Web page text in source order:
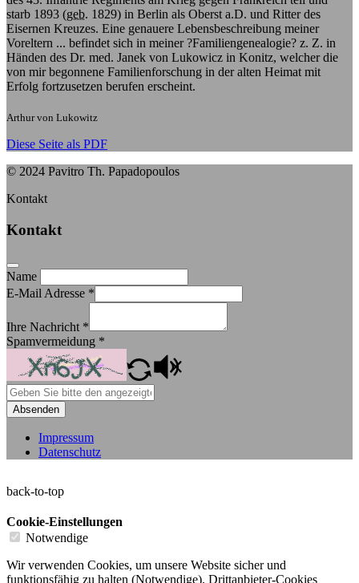
starb 1893 (geb. 1829) in Berlin als Oberst a.D. und Ritter des
Eisernen Kreuzes. Eine genauere Lebensbeschreibung meiner
Voreltern ... befindet sich in meiner ?Familiengenealogie? z. Z. in
Händen des Dr. med. Janek von Lukowicz in Konitz, welcher die
von mir begonnene Familienforschung in der alten Heimat mit
Erfolg fortzusetzen berufen erscheint.
Arthur von Lukowitz
Diese Seite als PDF
© 2024 Pavitro Th. Papadopoulos
Kontakt
Kontakt
Name
E-Mail Adresse *
Ihre Nachricht *
Spamvermeidung *
Absenden
Impressum
Datenschutz
back-to-top
Cookie-Einstellungen
Notwendige
Wir verwenden Cookies, um unsere Website sicher und
funktionsfähig zu halten (Notwendige). Drittanbieter-Cookies